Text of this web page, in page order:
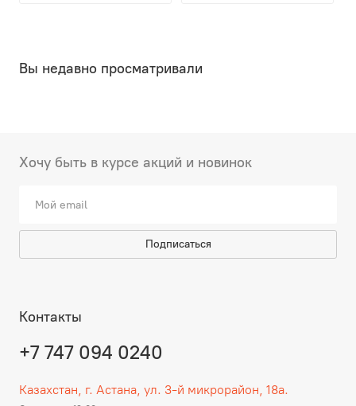
Вы недавно просматривали
Хочу быть в курсе акций и новинок
Подписаться
Контакты
+7 747 094 0240
Казахстан, г. Астана, ул. 3-й микрорайон, 18а.